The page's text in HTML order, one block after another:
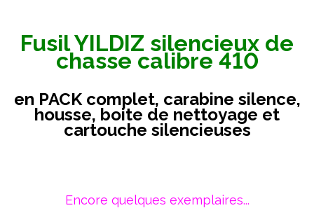
Fusil YILDIZ silencieux de
chasse calibre 410
en PACK complet, carabine silence,
housse, boite de nettoyage et
cartouche silencieuses
Encore quelques exemplaires...